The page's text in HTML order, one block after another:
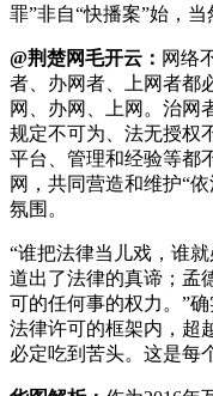
罪”非自“快播案”始，当
@荆楚网毛开云： 网络
者、办网者、上网者都
网、办网、上网。治网
规定不可为、法无授权
平台、管理和经验等都
网，共同营造和维护“
氛围。
“谁把法律当儿戏，谁
道出了法律的真谛；孟
可的任何事的权力。”
法律许可的框架内，超
必定吃到苦头。这是每